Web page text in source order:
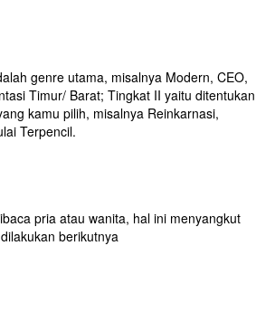
genre utama, misalnya Modern, CEO,
Timur/ Barat; Tingkat II yaitu ditentukan
kamu pilih, misalnya Reinkarnasi,
Terpencil.
pria atau wanita, hal ini menyangkut
berikutnya